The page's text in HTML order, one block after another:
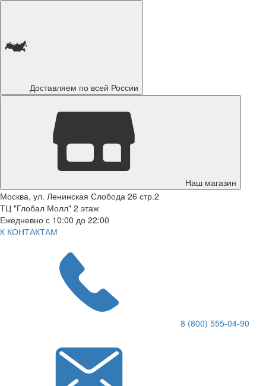
Доставляем по всей России
Наш магазин
Москва, ул. Ленинская Слобода 26 стр.2
ТЦ "Глобал Молл" 2 этаж
Ежедневно с 10:00 до 22:00
К КОНТАКТАМ
8 (800) 555-04-90